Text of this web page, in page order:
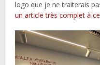
logo que je ne traiterais
un article très complet à